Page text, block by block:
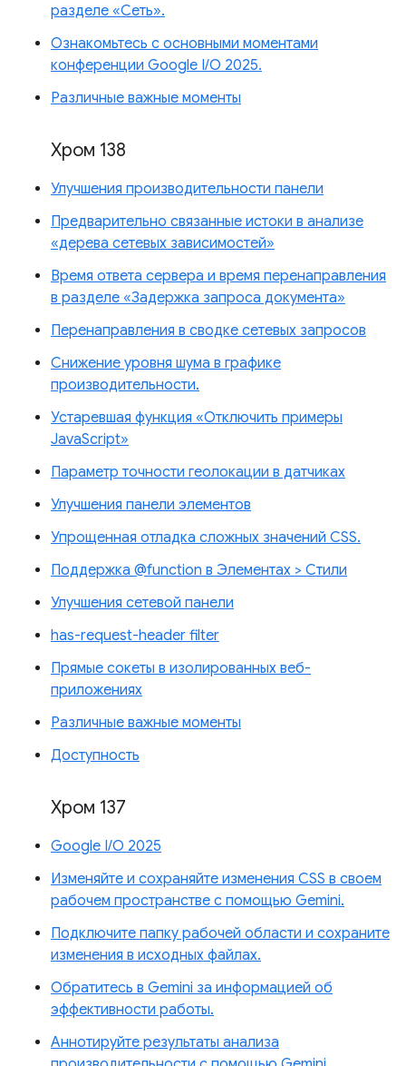
разделе «Сеть».
Ознакомьтесь с основными моментами
конференции Google I/O 2025.
Различные важные моменты
Хром 138
Улучшения производительности панели
Предварительно связанные истоки в анализе
«дерева сетевых зависимостей»
Время ответа сервера и время перенаправления
в разделе «Задержка запроса документа»
Перенаправления в сводке сетевых запросов
Снижение уровня шума в графике
производительности.
Устаревшая функция «Отключить примеры
JavaScript»
Параметр точности геолокации в датчиках
Улучшения панели элементов
Упрощенная отладка сложных значений CSS.
Поддержка @function в Элементах > Стили
Улучшения сетевой панели
has-request-header filter
Прямые сокеты в изолированных веб-
приложениях
Различные важные моменты
Доступность
Хром 137
Google I/O 2025
Изменяйте и сохраняйте изменения CSS в своем
рабочем пространстве с помощью Gemini.
Подключите папку рабочей области и сохраните
изменения в исходных файлах.
Обратитесь в Gemini за информацией об
эффективности работы.
Аннотируйте результаты анализа